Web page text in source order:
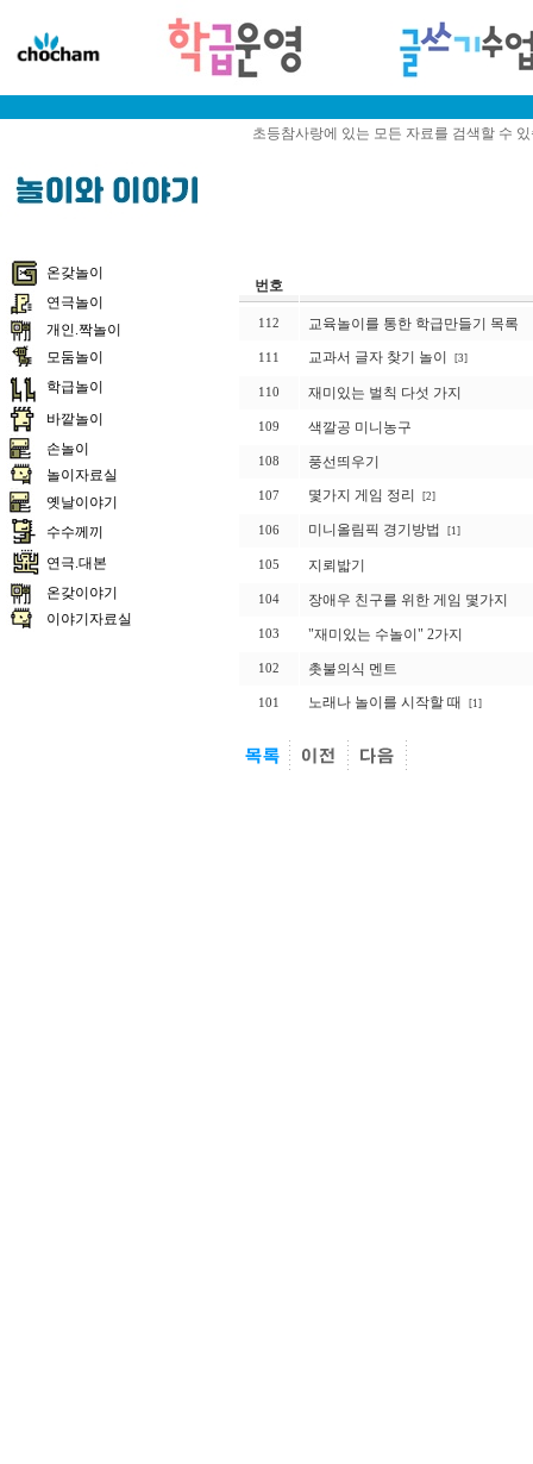
초등참사랑에 있는 모든 자료를 검색할 수
온갖놀이
연극놀이
개인.짝놀이
모둠놀이
학급놀이
바깥놀이
손놀이
놀이자료실
옛날이야기
수수께끼
연극.대본
온갖이야기
이야기자료실
번호
112 교육놀이를 통한 학급만들기 목록
111 교과서 글자 찾기 놀이 [3]
110 재미있는 벌칙 다섯 가지
109 색깔공 미니농구
108 풍선띄우기
107 몇가지 게임 정리 [2]
106 미니올림픽 경기방법 [1]
105 지뢰밟기
104 장애우 친구를 위한 게임 몇가지
103 "재미있는 수놀이" 2가지
102 촛불의식 멘트
101 노래나 놀이를 시작할 때 [1]